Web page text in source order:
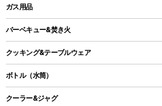
ロッジ型・オリジナルテント
タープ
スクエアタープ（レクタタープ）
メッシュタープ
自立式タープ
LEDランタン
ガスランタン
オイルランタン
LEDライト
ヘッドライト
ガス用品
ガスバーナー
ガス缶
ガストーチ、ライター
バーベキュー&焚き火
バーベキューコンロ、グリル
焚き火台タイプ（ロースタイル）グリル
卓上タイプグリル
クッキング&テーブルウェア
ダッチオーブン
ボトル（水筒）
ステンレスボトル
クーラー&ジャグ